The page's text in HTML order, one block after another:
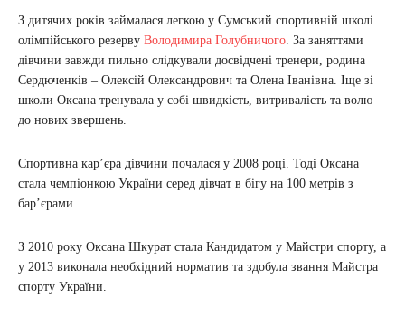
З дитячих років займалася легкою у Сумський спортивній школі
олімпійського резерву Володимира Голубничого. За заняттями
дівчини завжди пильно слідкували досвідчені тренери, родина
Сердюченків – Олексій Олександрович та Олена Іванівна. Іще зі
школи Оксана тренувала у собі швидкість, витривалість та волю
до нових звершень.
Спортивна кар’єра дівчини почалася у 2008 році. Тоді Оксана
стала чемпіонкою України серед дівчат в бігу на 100 метрів з
бар’єрами.
З 2010 року Оксана Шкурат стала Кандидатом у Майстри спорту, а
у 2013 виконала необхідний норматив та здобула звання Майстра
спорту України.